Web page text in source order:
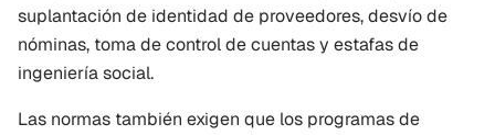
suplantación de identidad de proveedores, desvío de
nóminas, toma de control de cuentas y estafas de
ingeniería social.
Las normas también exigen que los programas de